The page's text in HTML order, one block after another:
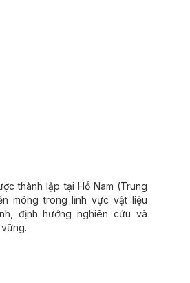
thành lập tại Hồ Nam (Trung
móng trong lĩnh vực vật liệu
định hướng nghiên cứu và